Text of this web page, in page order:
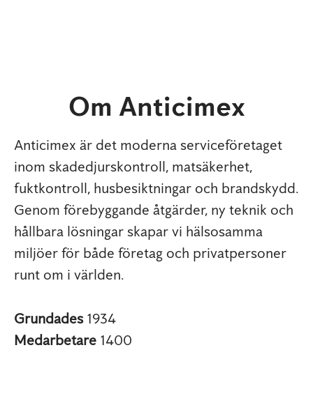
Om Anticimex
Anticimex är det moderna serviceföretaget
inom skadedjurskontroll, matsäkerhet,
fuktkontroll, husbesiktningar och brandskydd.
Genom förebyggande åtgärder, ny teknik och
hållbara lösningar skapar vi hälsosamma
miljöer för både företag och privatpersoner
runt om i världen.
Grundades 1934
Medarbetare 1400